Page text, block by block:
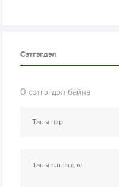
Сэтгэгдэл
0 сэтгэгдэл байна